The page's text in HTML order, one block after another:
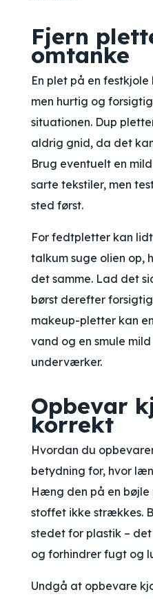
Fjern
omtanke
En plet på en
men hurtig og
situationen. Dup
aldrig gnid, da det
Brug eventuelt en
sarte tekstiler, men
sted først.
For fedtpletter kan
talkum suge olien op,
det samme. Lad det
børst derefter
makeup-pletter kan
vand og en smule
underværker.
Opbevar
korrekt
Hvordan du
betydning for, hvor
Hæng den på en bøjle
stoffet ikke strækkes.
stedet for plastik –
og forhindrer fugt og
Undgå at opbevare